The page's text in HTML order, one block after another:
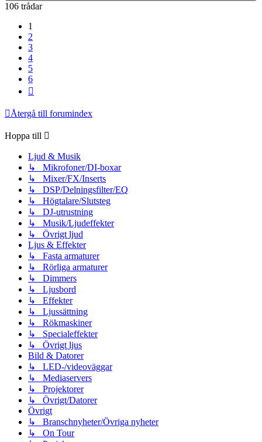
106 trådar
1
2
3
4
5
6
Återgå till forumindex
Hoppa till
Ljud & Musik
↳ Mikrofoner/DI-boxar
↳ Mixer/FX/Inserts
↳ DSP/Delningsfilter/EQ
↳ Högtalare/Slutsteg
↳ DJ-utrustning
↳ Musik/Ljudeffekter
↳ Övrigt ljud
Ljus & Effekter
↳ Fasta armaturer
↳ Rörliga armaturer
↳ Dimmers
↳ Ljusbord
↳ Effekter
↳ Ljussättning
↳ Rökmaskiner
↳ Specialeffekter
↳ Övrigt ljus
Bild & Datorer
↳ LED-/videoväggar
↳ Mediaservers
↳ Projektorer
↳ Övrigt/Datorer
Övrigt
↳ Branschnyheter/Övriga nyheter
↳ On Tour